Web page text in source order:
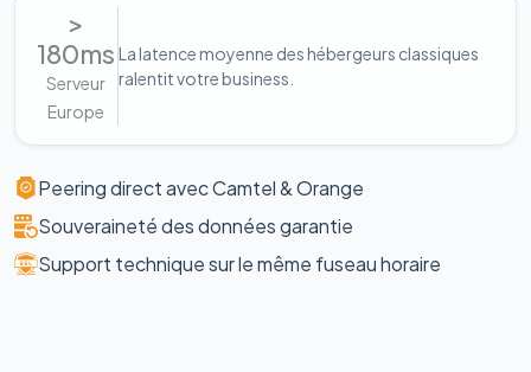
>
180ms
Serveur
Europe
La latence moyenne des hébergeurs classiques
ralentit votre business.
Peering direct avec Camtel & Orange
Souveraineté des données garantie
Support technique sur le même fuseau horaire